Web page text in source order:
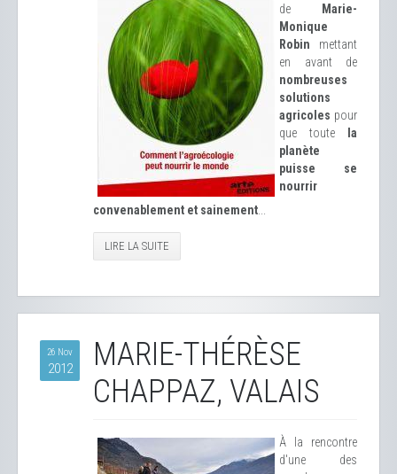
de
Marie-
Monique
Robin mettant
en avant de
nombreuses
solutions
agricoles pour
que toute
la
planète
puisse se
nourrir
convenablement et sainement
LIRE LA SUITE
26 Nov
2012
MARIE-THÉRÈSE
CHAPPAZ, VALAIS
À la rencontre
d'une des